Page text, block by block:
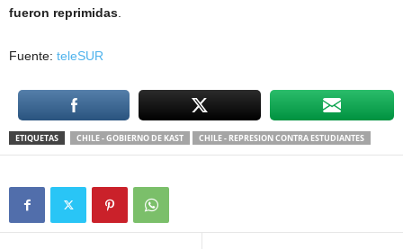
fueron reprimidas
Fuente: teleSUR
ETIQUETAS CHILE - GOBIERNO DE KAST CHILE - REPRESION CONTRA ESTUDIANTES